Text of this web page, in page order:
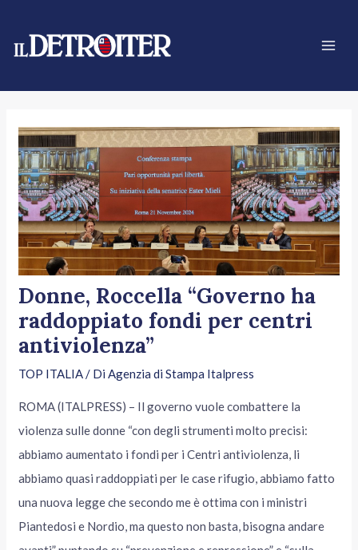
contenuto
Donne, Roccella “Governo ha
raddoppiato fondi per centri
antiviolenza”
TOP ITALIA / Di Agenzia di Stampa Italpress
ROMA (ITALPRESS) – Il governo vuole combattere la
violenza sulle donne “con degli strumenti molto precisi:
abbiamo aumentato i fondi per i Centri antiviolenza, li
abbiamo quasi raddoppiati per le case rifugio, abbiamo fatto
una nuova legge che secondo me è ottima con i ministri
Piantedosi e Nordio, ma questo non basta, bisogna andare
articoli